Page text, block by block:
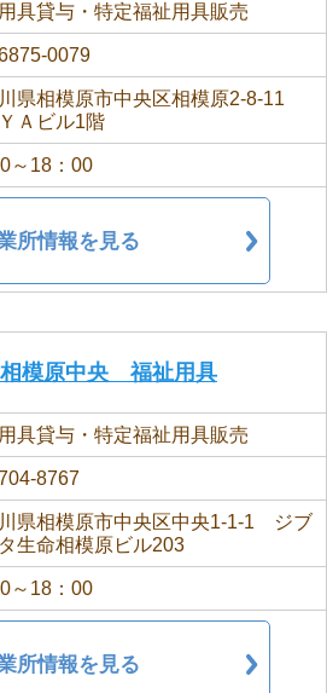
具貸与・特定福祉用具販売
0079
県相模原市中央区相模原2-8-11
Ａビル1階
～18：00
所情報を見る
模原中央 福祉用具
具貸与・特定福祉用具販売
8767
県相模原市中央区中央1-1-1 ジブ
生命相模原ビル203
～18：00
所情報を見る